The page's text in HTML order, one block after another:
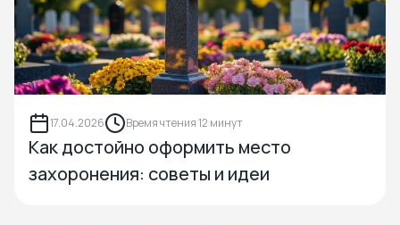
17.04.2026 Время чтения 12 минут
Как достойно оформить место
захоронения: советы и идеи